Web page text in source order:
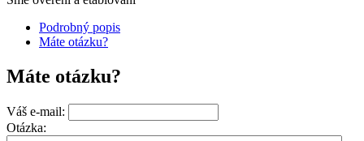
Podrobný popis
Máte otázku?
Máte otázku?
Váš e-mail:
Otázka: